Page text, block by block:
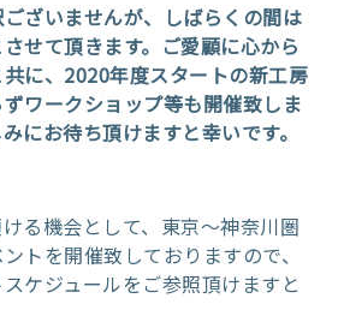
ざいませんが、しばらくの間は
せて頂きます。ご愛顧に心から
に、2020年度スタートの新工房
ワークショップ等も開催致しま
にお待ち頂けますと幸いです。
る機会として、東京～神奈川圏
トを開催致しておりますので、
ケジュールをご参照頂けますと